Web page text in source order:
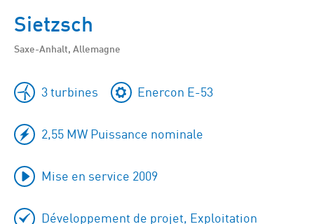
Sietzsch
Saxe-Anhalt, Allemagne
3 turbines Enercon E-53
2,55 MW Puissance nominale
Mise en service 2009
Développement de projet, Exploitation